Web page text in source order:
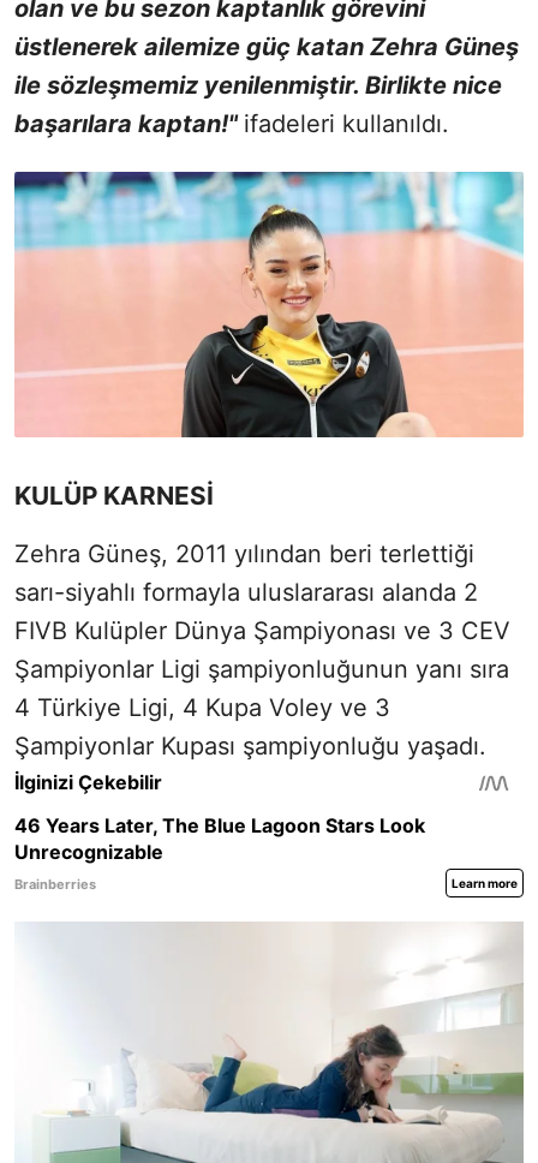
olan ve bu sezon kaptanlık görevini
üstlenerek ailemize güç katan Zehra Güneş
ile sözleşmemiz yenilenmiştir. Birlikte nice
başarılara kaptan!" ifadeleri kullanıldı.
KULÜP KARNESİ
Zehra Güneş, 2011 yılından beri terlettiği
sarı-siyahlı formayla uluslararası alanda 2
FIVB Kulüpler Dünya Şampiyonası ve 3 CEV
Şampiyonlar Ligi şampiyonluğunun yanı sıra
4 Türkiye Ligi, 4 Kupa Voley ve 3
Şampiyonlar Kupası şampiyonluğu yaşadı.